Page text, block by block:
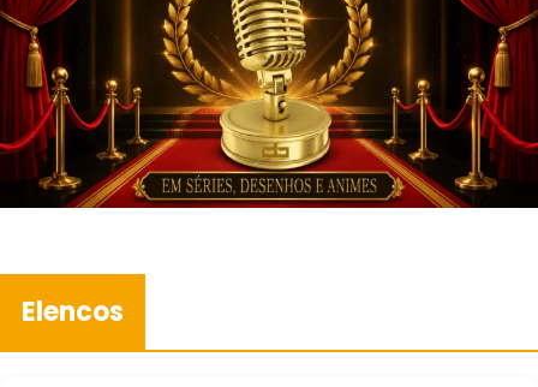
Elencos